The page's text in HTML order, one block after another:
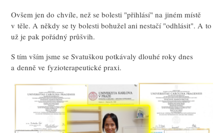
Ovšem jen do chvíle, než se bolesti "přihlásí" na jiném místě
v těle. A někdy se ty bolesti bohužel ani nestačí "odhlásit". A to
už je pak pořádný průšvih.
S tím vším jsme se Svatuškou potkávaly dlouhé roky dnes
a denně ve fyzioterapeutické praxi.